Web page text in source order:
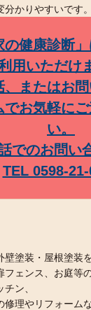
かりやすいです。
の健康診断
用いただけ
、またはお
でお気軽に
い。
でのお問い
TEL 0598-
壁塗装・屋根塗装
フェンス、お庭等
ン、
修理やリフォーム